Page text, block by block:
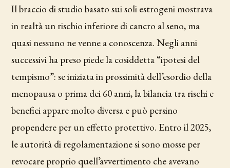
Il braccio di studio basato sui soli estrogeni mostrava
in realtà un rischio inferiore di cancro al seno, ma
quasi nessuno ne venne a conoscenza. Negli anni
successivi ha preso piede la cosiddetta “ipotesi del
tempismo”: se iniziata in prossimità dell’esordio della
menopausa o prima dei 60 anni, la bilancia tra rischi e
benefici appare molto diversa e può persino
propendere per un effetto protettivo. Entro il 2025,
le autorità di regolamentazione si sono mosse per
revocare proprio quell’avvertimento che avevano